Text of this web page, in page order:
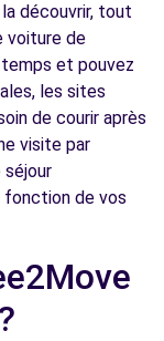
km
DE 6.0
découvrir, tout
voiture de
et pouvez
les sites
de courir après
visite par
séjour
de vos